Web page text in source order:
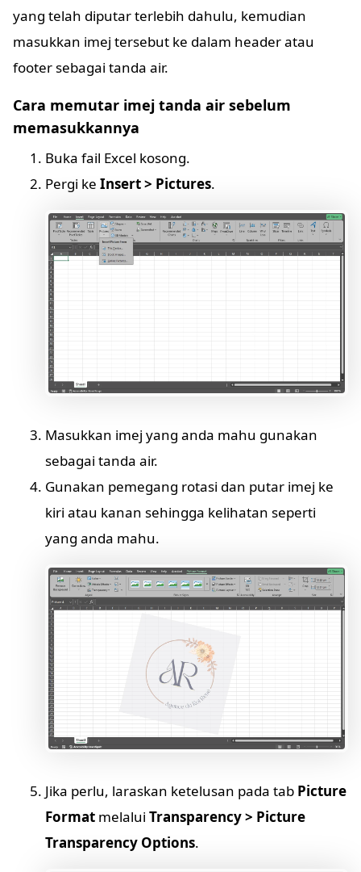
yang telah diputar terlebih dahulu, kemudian
masukkan imej tersebut ke dalam header atau
footer sebagai tanda air.
Cara memutar imej tanda air sebelum
memasukkannya
Buka fail Excel kosong.
Pergi ke Insert > Pictures.
Masukkan imej yang anda mahu gunakan
sebagai tanda air.
Gunakan pemegang rotasi dan putar imej ke
kiri atau kanan sehingga kelihatan seperti
yang anda mahu.
Jika perlu, laraskan ketelusan pada tab Picture
Format melalui Transparency > Picture
Transparency Options.